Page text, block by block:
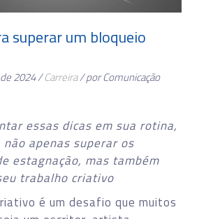
superar um bloqueio
2024 /Carreira/ por Comunicação
essas dicas em sua rotina,
não apenas superar os
estagnação, mas também
trabalho criativo
é um desafio que muitos